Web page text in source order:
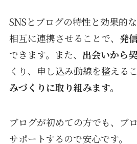
SNSとブログの特性と効果的
相互に連携させることで、 発
できます。また、 出会いから
くり、申し込み動線を整えるこ
みづくりに取り組みます。
ブログが初めての方でも、ブ
サポートするので安心です。